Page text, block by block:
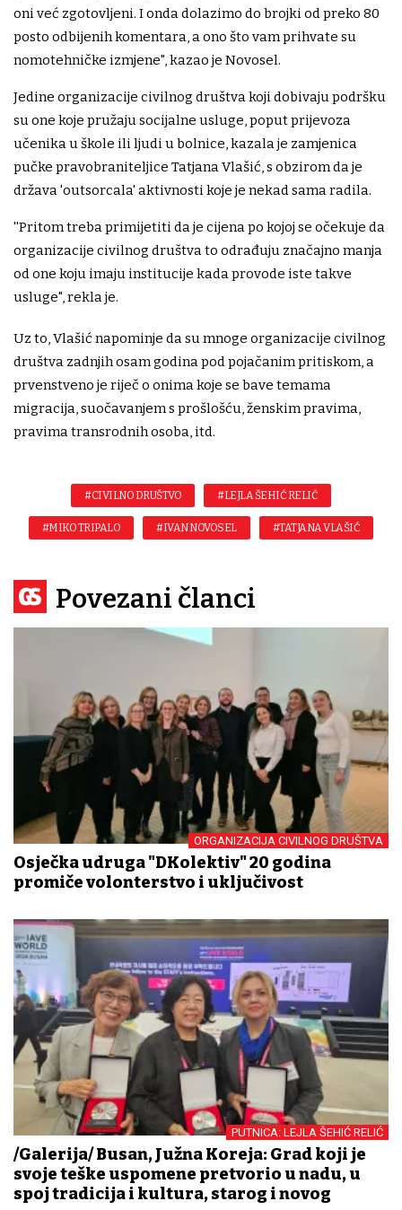
oni već zgotovljeni. I onda dolazimo do brojki od preko 80
posto odbijenih komentara, a ono što vam prihvate su
nomotehničke izmjene", kazao je Novosel.
Jedine organizacije civilnog društva koji dobivaju podršku
su one koje pružaju socijalne usluge, poput prijevoza
učenika u škole ili ljudi u bolnice, kazala je zamjenica
pučke pravobraniteljice Tatjana Vlašić, s obzirom da je
država 'outsorcala' aktivnosti koje je nekad sama radila.
''Pritom treba primijetiti da je cijena po kojoj se očekuje da
organizacije civilnog društva to odrađuju značajno manja
od one koju imaju institucije kada provode iste takve
usluge", rekla je.
Uz to, Vlašić napominje da su mnoge organizacije civilnog
društva zadnjih osam godina pod pojačanim pritiskom, a
prvenstveno je riječ o onima koje se bave temama
migracija, suočavanjem s prošlošću, ženskim pravima,
pravima transrodnih osoba, itd.
#CIVILNO DRUŠTVO #LEJLA ŠEHIĆ RELIĆ
#MIKO TRIPALO #IVAN NOVOSEL #TATJANA VLAŠIĆ
Povezani članci
ORGANIZACIJA CIVILNOG DRUŠTVA
Osječka udruga "DKolektiv" 20 godina
promiče volonterstvo i uključivost
PUTNICA: LEJLA ŠEHIĆ RELIĆ
/Galerija/ Busan, Južna Koreja: Grad koji je
svoje teške uspomene pretvorio u nadu, u
spoj tradicija i kultura, starog i novog